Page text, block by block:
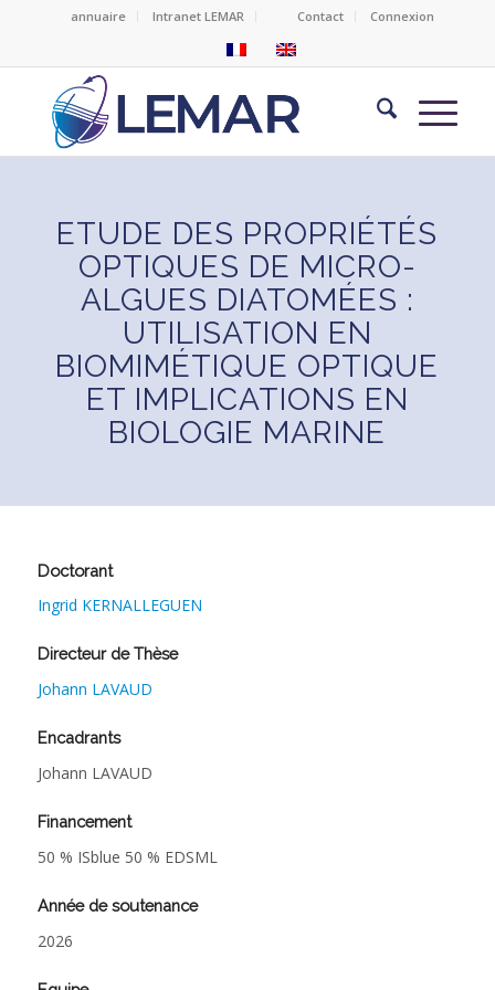
annuaire Intranet LEMAR Contact Connexion
ETUDE DES PROPRIÉTÉS
OPTIQUES DE MICRO-
ALGUES DIATOMÉES :
UTILISATION EN
BIOMIMÉTIQUE OPTIQUE
ET IMPLICATIONS EN
BIOLOGIE MARINE
Doctorant
Ingrid KERNALLEGUEN
Directeur de Thèse
Johann LAVAUD
Encadrants
Johann LAVAUD
Financement
50 % ISblue 50 % EDSML
Année de soutenance
2026